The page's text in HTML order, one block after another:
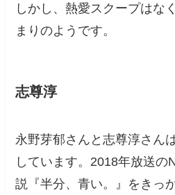
しかし、熱愛スクープはな
まりのようです。
志尊淳
永野芽郁さんと志尊淳さん
しています。2018年放送の
説『半分、青い。』をきっ